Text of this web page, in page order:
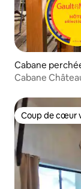
Cabane
Cabane
Coup de cœur
Coup de cœur